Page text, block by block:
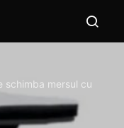
schimba mersul cu